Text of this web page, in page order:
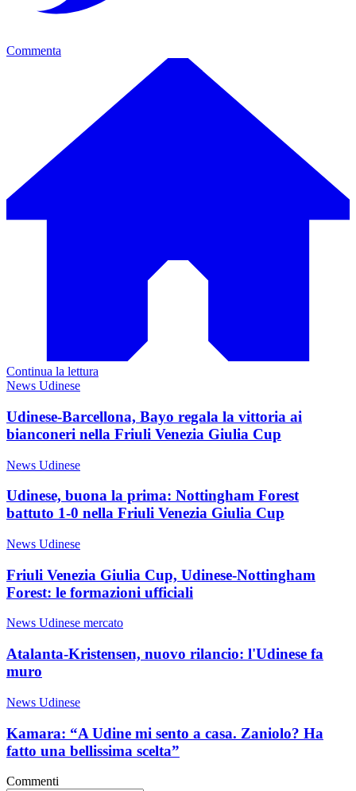
Commenta
Continua la lettura
News Udinese
Udinese-Barcellona, Bayo regala la vittoria ai
bianconeri nella Friuli Venezia Giulia Cup
News Udinese
Udinese, buona la prima: Nottingham Forest
battuto 1-0 nella Friuli Venezia Giulia Cup
News Udinese
Friuli Venezia Giulia Cup, Udinese-Nottingham
Forest: le formazioni ufficiali
News Udinese mercato
Atalanta-Kristensen, nuovo rilancio: l'Udinese fa
muro
News Udinese
Kamara: “A Udine mi sento a casa. Zaniolo? Ha
fatto una bellissima scelta”
Commenti